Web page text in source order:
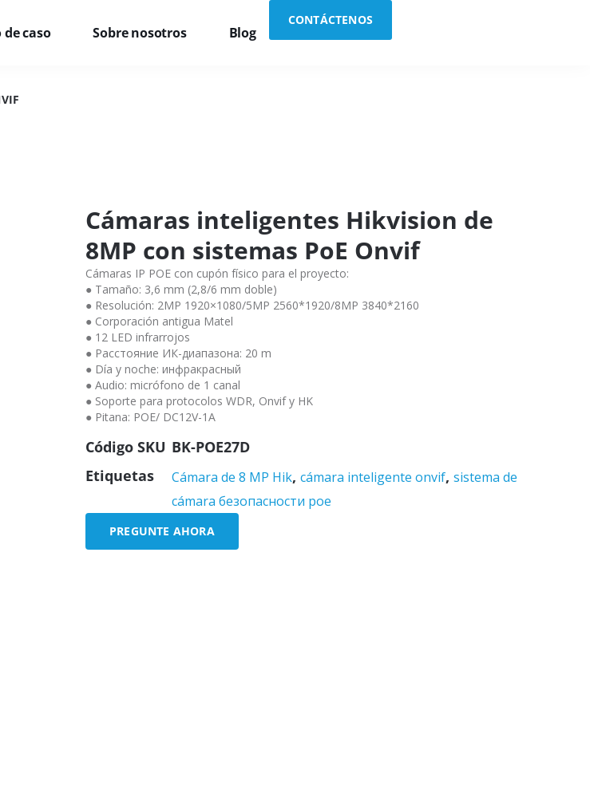
caso Sobre nosotros Blog
CONTÁCTENOS
Cámaras inteligentes Hikvision de
8MP con sistemas PoE Onvif
Cámaras IP POE con cupón físico para el proyecto:
● Tamaño: 3,6 mm (2,8/6 mm doble)
● Resolución: 2MP 1920×1080/5MP 2560*1920/8MP 3840*2160
● Corporación antigua Matel
● 12 LED infrarrojos
● Расстояние ИК-диапазона: 20 m
● Día y noche: инфракрасный
● Audio: micrófono de 1 canal
● Soporte para protocolos WDR, Onvif y HK
● Pitana: POE/ DC12V-1A
Código SKU BK-POE27D
Etiquetas
Cámara de 8 MP Hik, cámara inteligente onvif, sistema de
cámara безопасности poe
PREGUNTE AHORA